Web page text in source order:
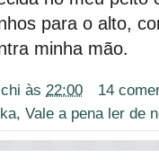
para o alto,
minha mão.
às 22:00
14
, Vale a pena ler de